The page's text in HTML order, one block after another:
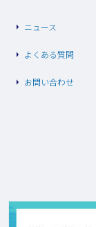
ニュース
よくある質問
お問い合わせ